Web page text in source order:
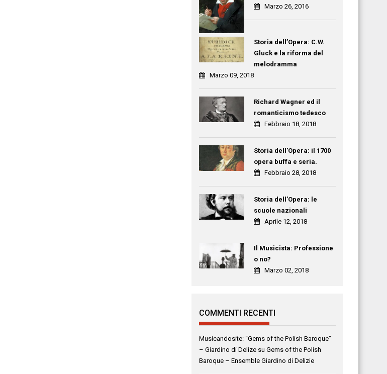
Marzo 26, 2016
Storia dell’Opera: C.W.
Gluck e la riforma del
melodramma
Marzo 09, 2018
Richard Wagner ed il
romanticismo tedesco
Febbraio 18, 2018
Storia dell’Opera: il 1700
opera buffa e seria.
Febbraio 28, 2018
Storia dell’Opera: le
scuole nazionali
Aprile 12, 2018
Il Musicista: Professione
o no?
Marzo 02, 2018
COMMENTI RECENTI
Musicandosite: “Gems of the Polish Baroque”
– Giardino di Delize suGems of the Polish
Baroque – Ensemble Giardino di Delizie